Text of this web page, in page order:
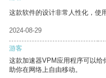
这款软件的设计非常人性化，使
2024-08-29
游客
这款加速器VPM应用程序可以
助你在网络上自由移动。